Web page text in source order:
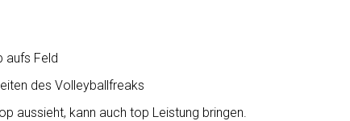
aufs Feld
des Volleyballfreaks
aussieht, kann auch top Leistung bringen.